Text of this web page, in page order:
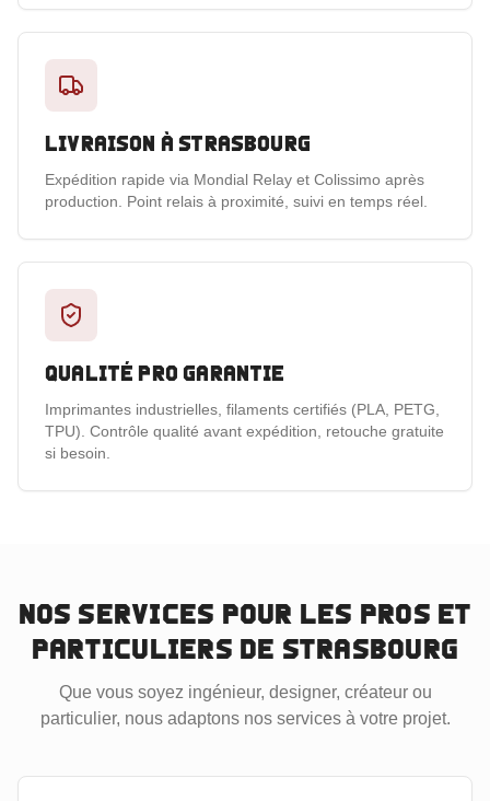
Livraison à Strasbourg
Expédition rapide via Mondial Relay et Colissimo après
production. Point relais à proximité, suivi en temps réel.
Qualité pro garantie
Imprimantes industrielles, filaments certifiés (PLA, PETG,
TPU). Contrôle qualité avant expédition, retouche gratuite
si besoin.
Nos services pour les pros et
particuliers de Strasbourg
Que vous soyez ingénieur, designer, créateur ou
particulier, nous adaptons nos services à votre projet.